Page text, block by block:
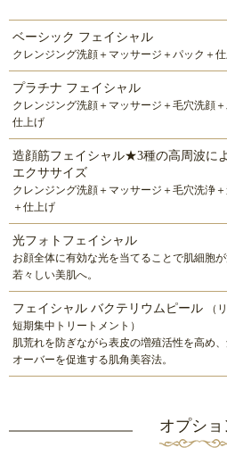
ベーシック フェイシャル
クレンジング洗顔＋マッサージ＋パック＋
プラチナ フェイシャル
クレンジング洗顔＋マッサージ＋毛穴洗顔
仕上げ
造顔筋フェイシャル★3種の高周波に
エクササイズ
クレンジング洗顔＋マッサージ＋毛穴洗浄
＋仕上げ
光フォトフェイシャル
お顔全体に有効な光を当てることで肌細胞が
若々しい美肌へ。
フェイシャル バクテリウムピール
（
短期集中トリートメント）
肌荒れを防ぎながら表皮の増殖活性を高め
オーバーを促進する肌角美容法。
オプショ